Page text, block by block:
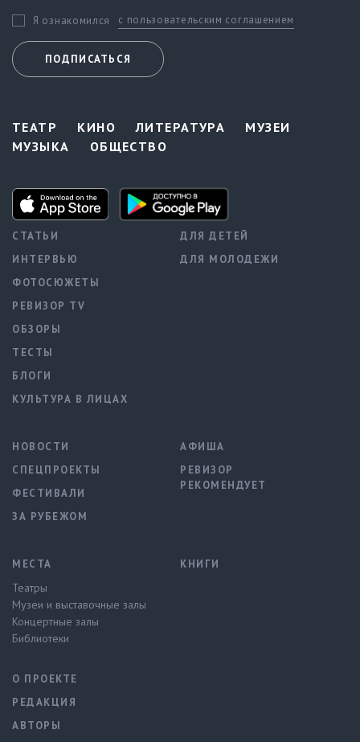
Я ознакомился с пользовательским соглашением
ПОДПИСАТЬСЯ
ТЕАТР КИНО ЛИТЕРАТУРА
МУЗЕИ
МУЗЫКА
ОБЩЕСТВО
СТАТЬИ
ИНТЕРВЬЮ
ФОТОСЮЖЕТЫ
РЕВИЗОР TV
ОБЗОРЫ
ТЕСТЫ
БЛОГИ
КУЛЬТУРА В ЛИЦАХ
ДЛЯ ДЕТЕЙ
ДЛЯ МОЛОДЕЖИ
НОВОСТИ
СПЕЦПРОЕКТЫ
ФЕСТИВАЛИ
ЗА РУБЕЖОМ
АФИША
РЕВИЗОР
РЕКОМЕНДУЕТ
МЕСТА
Театры
Музеи и выставочные залы
Концертные залы
Библиотеки
КНИГИ
О ПРОЕКТЕ
РЕДАКЦИЯ
АВТОРЫ